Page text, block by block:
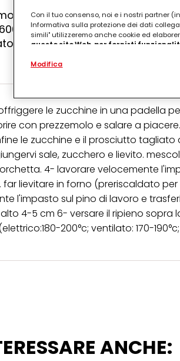
di sale,1 cucchiaio raso di
gr zucchine tagliate a
gr di ricotta,3
le zucchine in una padella
con prezzemolo e salare a
le zucchine e il prosciutto
sale, zucchero e lievito.
4- lavorare velocemente
lievitare in forno (preriscaldato
l'impasto sul pino di lavoro e
4-5 cm 6- versare il ripieno sopra
200°c; ventilato: 170-
ANCHE:
Con il tuo consenso, noi e i nostri partner
Informativa sulla protezione dei dati
simili" utilizzeremo anche cookie ed
questo sito Web, per fornirti
. Analizzeremo il tuo
(rispettivamente dell'azienda per cui
terzi, conservare le nostre informazioni
identificati) su questo sito web e altri
misurare e ottimizzare il successo delle
Puoi trovare maggiori informazioni sul
collegata nel piè di pagina (Sezione
qualsiasi momento con effetto per il futuro
collegata nel piè di pagina. Per ulteriori
periodo di conservazione, consultare le
"modifica" di seguito".
Se fai clic su "Modifica" potrai trovare
per uno o più degli scopi sopra menzionati.
tuoi dati personali per tutte le finalità sopra
necessari per fornirti questo sito web.
Modifica